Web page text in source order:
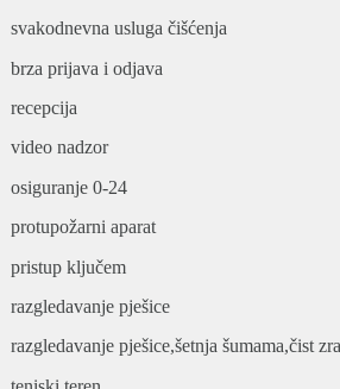
svakodnevna usluga čišćenja
brza prijava i odjava
recepcija
video nadzor
osiguranje 0-24
protupožarni aparat
pristup ključem
razgledavanje pješice
razgledavanje pješice,šetnja šumama,čist